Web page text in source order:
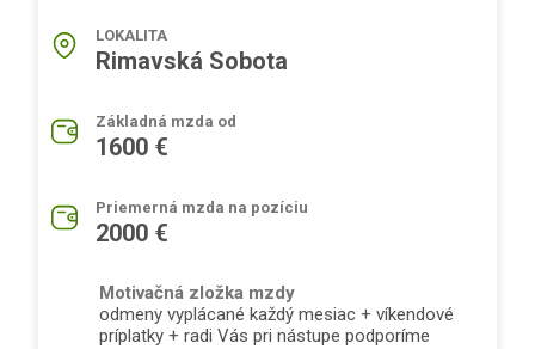
LOKALITA
Rimavská Sobota
Základná mzda od
1600 €
Priemerná mzda na pozíciu
2000 €
Motivačná zložka mzdy
odmeny vyplácané každý mesiac + víkendové
príplatky + radi Vás pri nástupe podporíme